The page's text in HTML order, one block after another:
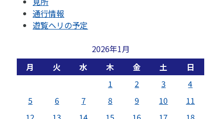
通行情報
遊覧ヘリの予定
2026年1月
月
火 水 木 金 土
日
1
2 3
4
5
6 7 8 9 10
11